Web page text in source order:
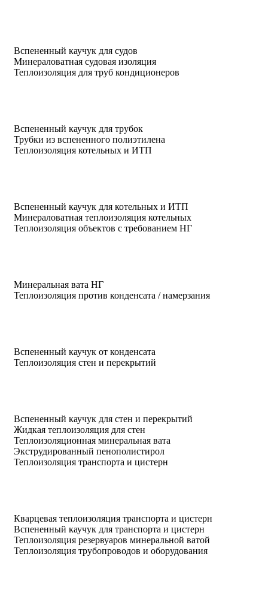
Вспененный каучук для судов
Минераловатная судовая изоляция
Теплоизоляция для труб кондиционеров
Вспененный каучук для трубок
Трубки из вспененного полиэтилена
Теплоизоляция котельных и ИТП
Вспененный каучук для котельных и ИТП
Минераловатная теплоизоляция котельных
Теплоизоляция объектов с требованием НГ
Минеральная вата НГ
Теплоизоляция против конденсата / намерзания
Вспененный каучук от конденсата
Теплоизоляция стен и перекрытий
Вспененный каучук для стен и перекрытий
Жидкая теплоизоляция для стен
Теплоизоляционная минеральная вата
Экструдированный пенополистирол
Теплоизоляция транспорта и цистерн
Кварцевая теплоизоляция транспорта и цистерн
Вспененный каучук для транспорта и цистерн
Теплоизоляция резервуаров минеральной ватой
Теплоизоляция трубопроводов и оборудования